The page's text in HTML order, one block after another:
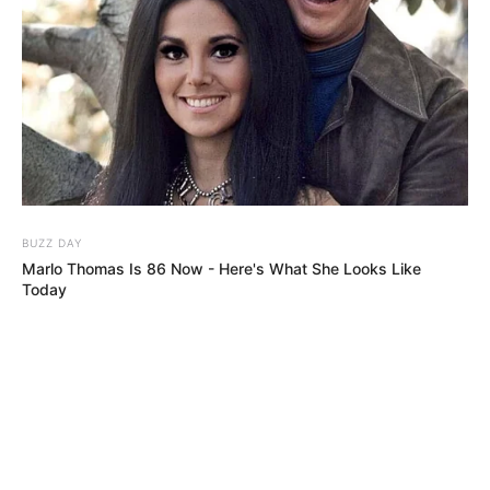
Albtraum
auf
spanischer
Urlaubsinsel
Tragödie
erschüttert
Kanaren-
Insel
Meer!
Albtraum
auf
spanischer
Urlaubsinsel
BUZZ DAY
Marlo Thomas Is 86 Now - Here's What She Looks Like
Today